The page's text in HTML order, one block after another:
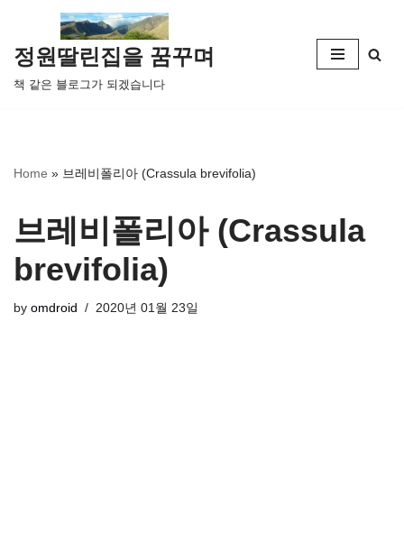
콘
텐
츠
뛰
정원딸린집을 꿈꾸며
책 같은 블로그가 되겠습니다
Home » 브레비폴리아 (Crassula brevifolia)
브레비폴리아 (Crassula
brevifolia)
by omdroid 2020년 01월 23일